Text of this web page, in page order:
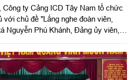
Công ty Cảng ICD Tây Nam tổ chức
với chủ đề "Lắng nghe đoàn viên,
Nguyễn Phú Khánh, Đảng ủy viên,
Giám đốc Công ty Cảng ICD
hội nghị có Đại tá Phạm Thị Thu
tác quần chúng, Cục Chính trị